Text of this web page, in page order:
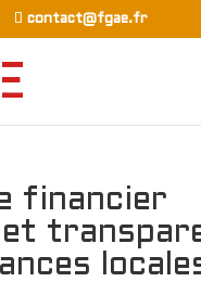
contact@fgae.fr
financier
et